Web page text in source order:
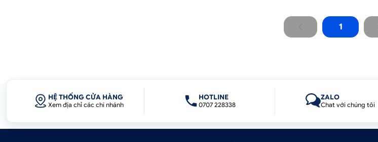
1
HỆ THỐNG CỬA HÀNG
Xem địa chỉ các chi nhánh
HOTLINE
0707 228338
ZALO
Chat với chúng tôi